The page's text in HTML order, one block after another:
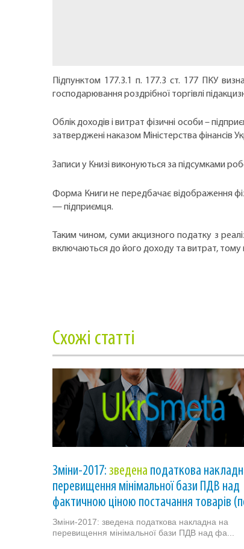
Підпунктом 177.3.1 п. 177.3 ст. 177 ПКУ
господарювання роздрібної торгівлі
Облік доходів і витрат фізичні особи –
затверджені наказом Міністерства фінансів
Записи у Книзі виконуються за підсумками
Форма Книги не передбачає відображення
— підприємця.
Таким чином, суми акцизного податку з
включаються до його доходу та витрат, тому
Cхожі статті
Зміни-2017: зведена податкова
перевищення мінімальної бази ПДВ над
фактичною ціною постачання товарів
Зміни-2017: зведена податкова накладна на
перевищення мінімальної бази ПДВ над фа...